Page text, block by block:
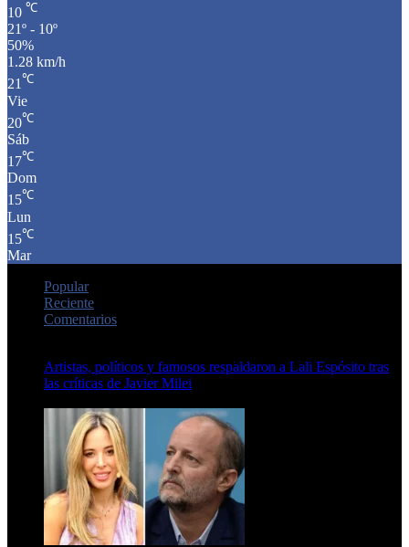
10 ℃
21º - 10º
50%
1.28 km/h
21℃
Vie
20℃
Sáb
17℃
Dom
15℃
Lun
15℃
Mar
Popular
Reciente
Comentarios
Artistas, políticos y famosos respaldaron a Lali Espósito tras
las críticas de Javier Milei